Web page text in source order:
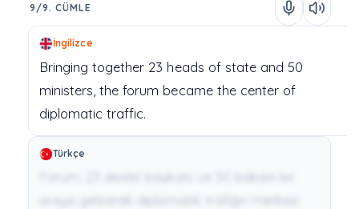
9/9. CÜMLE
İngilizce
Bringing together 23 heads of state and 50
ministers, theforum became the center of
diplomatic traffic.
Türkçe
Forum, 23 devlet başkanı ve 50 bakanı bir
araya getirerek diplomatik trafiğin merkezi